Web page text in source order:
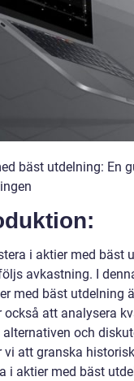
bäst utdelning: En
i aktier med bäst
avkastning. I
med bäst utdelning
också att analysera
och
vi att granska
i aktier med bäst